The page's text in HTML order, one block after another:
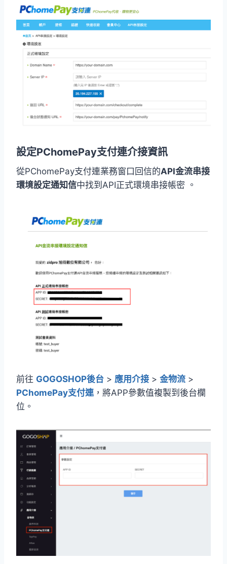
設定PChomePay支付連介接資訊
從PChomePay支付連業務窗口回信的API金流串接
環境設定通知信中找到API正式環境串接帳密 。
前往 GOGOSHOP後台 > 應用介接 > 金物流 >
PChomePay支付連 ，將APP參數值複製到後台欄
位。